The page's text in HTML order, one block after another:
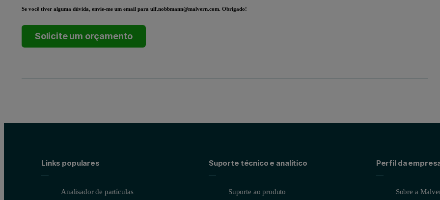
Se você tiver alguma dúvida, envie-me um email para ulf.nobbmann@malvern.com. Obrigado!
Solicite um orçamento
Links populares
Analisador de partículas
Suporte técnico e analítico
Suporte ao produto
Perfil da
Sobre a